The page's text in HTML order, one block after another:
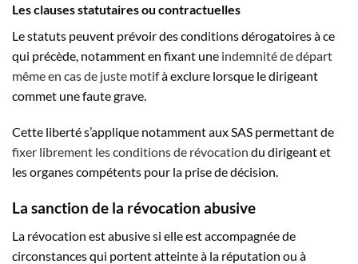
Les clauses statutaires ou contractuelles
Le statuts peuvent prévoir des conditions dérogatoires à ce
qui précède, notamment en fixant une indemnité de départ
même en cas de juste motifà exclure lorsque le dirigeant
commet une faute grave.
Cette liberté s’applique notamment aux SAS permettant de
fixer librement les conditions de révocation du dirigeant et
les organes compétents pour la prise de décision.
La sanction de la révocation abusive
La révocation est abusive si elle est accompagnée de
circonstances qui portent atteinte à la réputation ou à